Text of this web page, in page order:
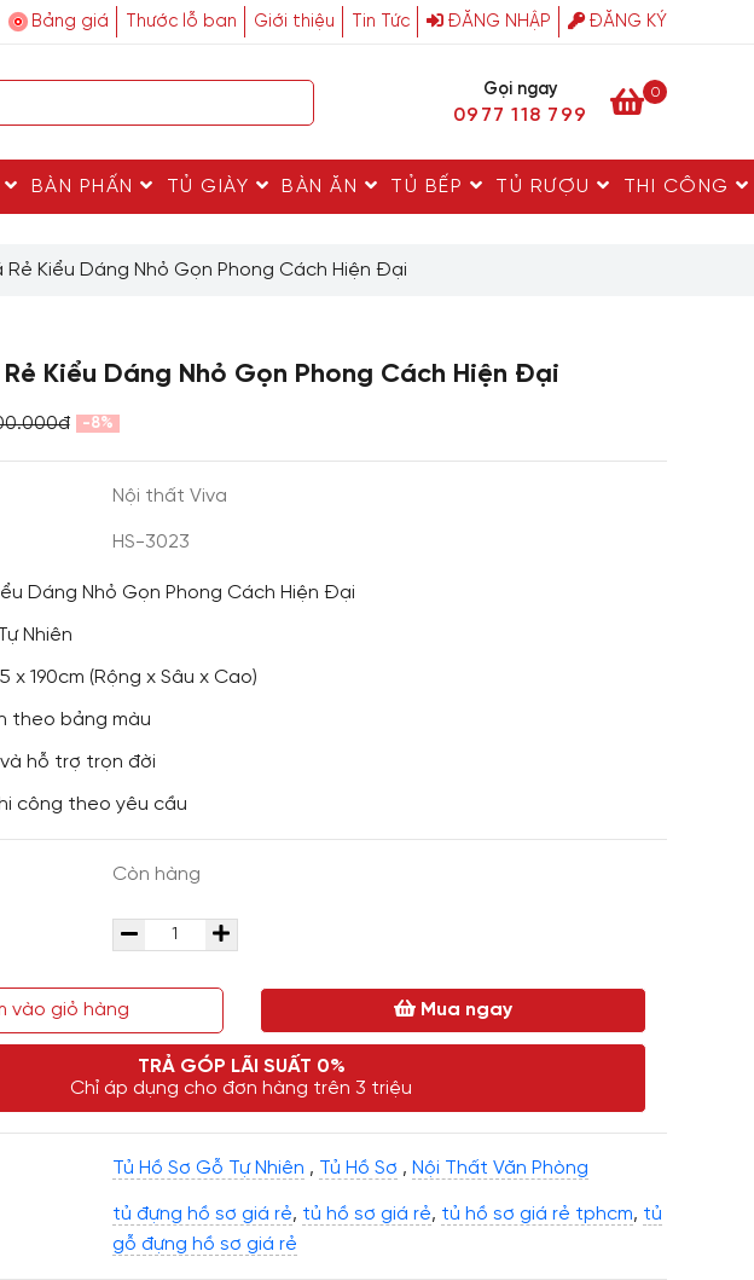
Bảng giá Thước lỗ ban Giới thiệu Tin Tức ĐĂNG NHẬP ĐĂNG KÝ
Gọi ngay
0977 118 799
0
BÀN PHẤN TỦ GIÀY BÀN ĂN TỦ BẾP TỦ RƯỢU THI CÔNG
Rẻ Kiểu Dáng Nhỏ Gọn Phong Cách Hiện Đại
Rẻ Kiểu Dáng Nhỏ Gọn Phong Cách Hiện Đại
-8%
Nội thất Viva
HS-3023
Dáng Nhỏ Gọn Phong Cách Hiện Đại
Nhiên
x 190cm (Rộng x Sâu x Cao)
theo bảng màu
hỗ trợ trọn đời
công theo yêu cầu
Còn hàng
vào giỏ hàng Mua ngay
TRẢ GÓP LÃI SUẤT 0%
Chỉ áp dụng cho đơn hàng trên 3 triệu
Tủ Hồ Sơ Gỗ Tự Nhiên , Tủ Hồ Sơ , Nội Thất Văn Phòng
tủ đựng hồ sơ giá rẻ, tủ hồ sơ giá rẻ, tủ hồ sơ giá rẻ tphcm, tủ
gỗ đựng hồ sơ giá rẻ